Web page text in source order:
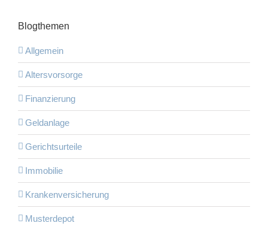
Blogthemen
Allgemein
Altersvorsorge
Finanzierung
Geldanlage
Gerichtsurteile
Immobilie
Krankenversicherung
Musterdepot